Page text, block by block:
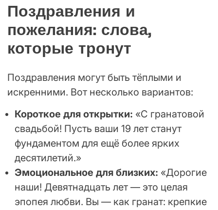
Поздравления и
пожелания: слова,
которые тронут
Поздравления могут быть тёплыми и
искренними. Вот несколько вариантов:
Короткое для открытки: «С гранатовой
свадьбой! Пусть ваши 19 лет станут
фундаментом для ещё более ярких
десятилетий.»
Эмоциональное для близких: «Дорогие
наши! Девятнадцать лет — это целая
эпопея любви. Вы — как гранат: крепкие